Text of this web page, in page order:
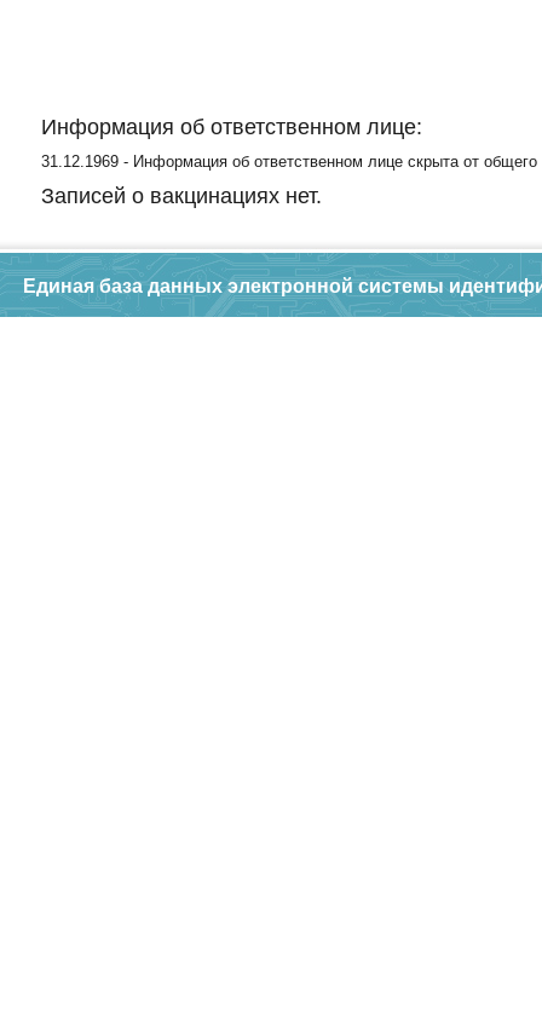
Информация об ответственном лице:
31.12.1969 - Информация об ответственном лице скрыта от общего
Записей о вакцинациях нет.
Единая база данных электронной системы